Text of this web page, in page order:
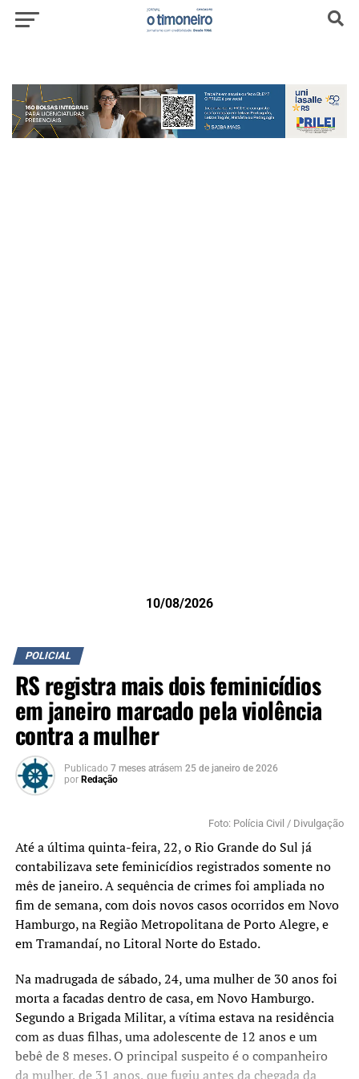
10/08/2026
POLICIAL
RS registra mais dois feminicídios
em janeiro marcado pela violência
contra a mulher
Publicado 7 meses atrásem 25 de janeiro de 2026
por Redação
Foto: Polícia Civil / Divulgação
Até a última quinta-feira, 22, o Rio Grande do Sul já
contabilizava sete feminicídios registrados somente no
mês de janeiro. A sequência de crimes foi ampliada no
fim de semana, com dois novos casos ocorridos em Novo
Hamburgo, na Região Metropolitana de Porto Alegre, e
em Tramandaí, no Litoral Norte do Estado.
Na madrugada de sábado, 24, uma mulher de 30 anos foi
morta a facadas dentro de casa, em Novo Hamburgo.
Segundo a Brigada Militar, a vítima estava na residência
com as duas filhas, uma adolescente de 12 anos e um
bebê de 8 meses. O principal suspeito é o companheiro
da mulher, de 31 anos, que fugiu antes da chegada da